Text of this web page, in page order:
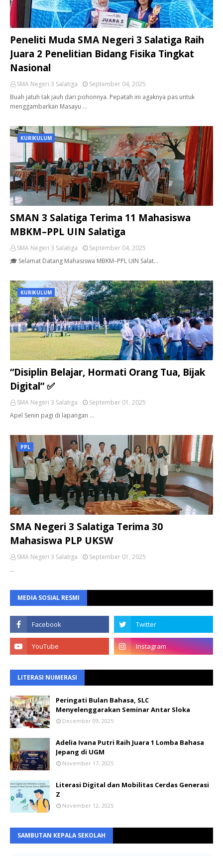
Peneliti Muda SMA Negeri 3 Salatiga Raih
Juara 2 Penelitian Bidang Fisika Tingkat
Nasional
SMA Negeri 3 Salatiga
September 04, 2025
Buah jatuh tak jauh dari pohonnya. Pepatah ini agaknya pas untuk
menggambarkan Masayu …
KURIKULUM
SMAN 3 Salatiga Terima 11 Mahasiswa
MBKM–PPL UIN Salatiga
SMA Negeri 3 Salatiga
September 04, 2025
🎓 Selamat Datang Mahasiswa MBKM–PPL UIN Salat…
KURIKULUM
“Disiplin Belajar, Hormati Orang Tua, Bijak
Digital” ✅
SMA Negeri 3 Salatiga
September 01, 2025
Apel Senin pagi di lapangan …
PPL
SMA Negeri 3 Salatiga Terima 30
Mahasiswa PLP UKSW
SMA Negeri 3 Salatiga
September 01, 2025
…
MEDIA SOSIAL RESMI
LITERASI NUMERASI
Peringati Bulan Bahasa, SLC
Menyelenggarakan Seminar Antar Sloka
December 09, 2025
Adelia Ivana Putri Raih Juara 1 Lomba Bahasa
Jepang di UGM
November 17, 2025
Literasi Digital dan Mobilitas Cerdas Generasi
Z
November 12, 2025
SAMBUTAN KEPALA SEKOLAH